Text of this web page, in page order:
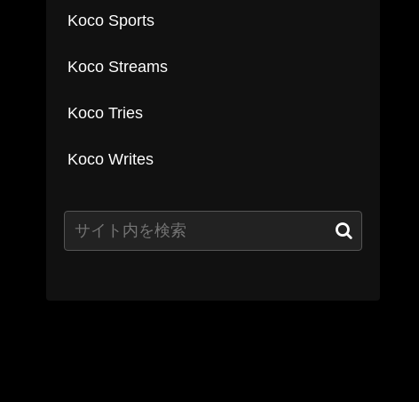
Koco Sports
Koco Streams
Koco Tries
Koco Writes